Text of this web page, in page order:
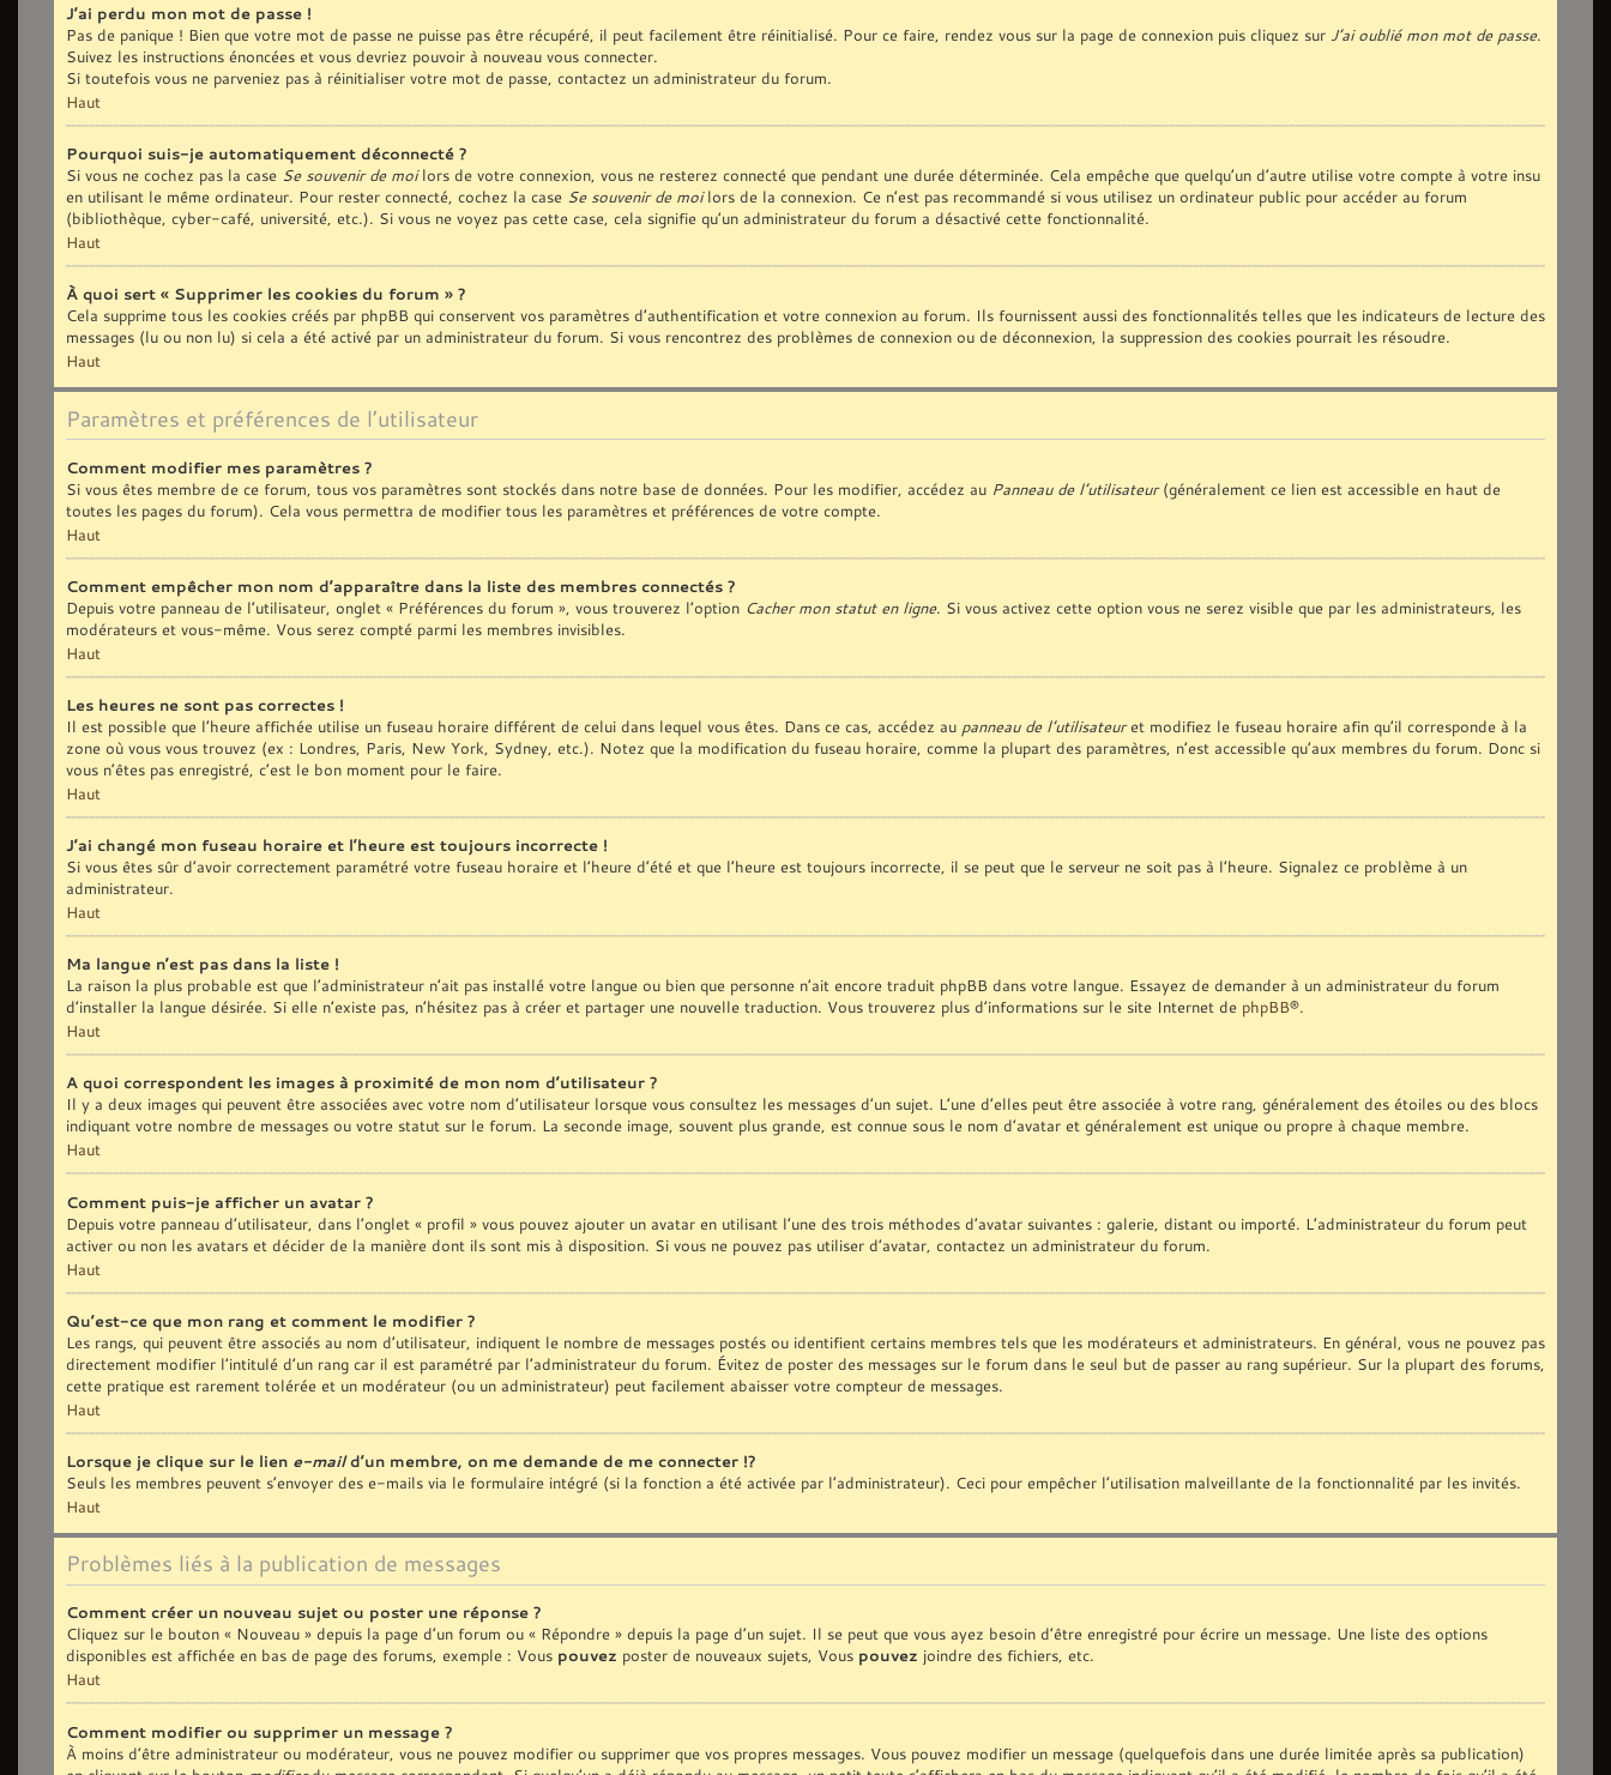
J’ai perdu mon mot de passe !
Pas de panique ! Bien que votre mot de passe ne puisse pas être récupéré, il peut facilement être réinitialisé. Pour ce faire, rendez vous sur la page de connexion puis cliquez sur J’ai oublié mon mot de passe.
Suivez les instructions énoncées et vous devriez pouvoir à nouveau vous connecter.
Si toutefois vous ne parveniez pas à réinitialiser votre mot de passe, contactez un administrateur du forum.
Haut
Pourquoi suis-je automatiquement déconnecté ?
Si vous ne cochez pas la case Se souvenir de moilors de votre connexion, vous ne resterez connecté que pendant une durée déterminée. Cela empêche que quelqu’un d’autre utilise votre compte à votre insu
en utilisant le même ordinateur. Pour rester connecté, cochez la case Se souvenir de moilors de la connexion. Ce n’est pas recommandé si vous utilisez un ordinateur public pour accéder au forum
(bibliothèque, cyber-café, université, etc.). Si vous ne voyez pas cette case, cela signifie qu’un administrateur du forum a désactivé cette fonctionnalité.
Haut
À quoi sert « Supprimer les cookies du forum » ?
Cela supprime tous les cookies créés par phpBB qui conservent vos paramètres d’authentification et votre connexion au forum. Ils fournissent aussi des fonctionnalités telles que les indicateurs de lecture des
messages (lu ou non lu) si cela a été activé par un administrateur du forum. Si vous rencontrez des problèmes de connexion ou de déconnexion, la suppression des cookies pourrait les résoudre.
Haut
Paramètres et préférences de l’utilisateur
Comment modifier mes paramètres ?
Si vous êtes membre de ce forum, tous vos paramètres sont stockés dans notre base de données. Pour les modifier, accédez au Panneau de l’utilisateur(généralement ce lien est accessible en haut de
toutes les pages du forum). Cela vous permettra de modifier tous les paramètres et préférences de votre compte.
Haut
Comment empêcher mon nom d’apparaître dans la liste des membres connectés ?
Depuis votre panneau de l’utilisateur, onglet « Préférences du forum », vous trouverez l’option Cacher mon statut en ligne. Si vous activez cette option vous ne serez visible que par les administrateurs, les
modérateurs et vous-même. Vous serez compté parmi les membres invisibles.
Haut
Les heures ne sont pas correctes !
Il est possible que l’heure affichée utilise un fuseau horaire différent de celui dans lequel vous êtes. Dans ce cas, accédez au panneau de l’utilisateuret modifiez le fuseau horaire afin qu’il corresponde à la
zone où vous vous trouvez (ex : Londres, Paris, New York, Sydney, etc.). Notez que la modification du fuseau horaire, comme la plupart des paramètres, n’est accessible qu’aux membres du forum. Donc si
vous n’êtes pas enregistré, c’est le bon moment pour le faire.
Haut
J’ai changé mon fuseau horaire et l’heure est toujours incorrecte !
Si vous êtes sûr d’avoir correctement paramétré votre fuseau horaire et l’heure d’été et que l’heure est toujours incorrecte, il se peut que le serveur ne soit pas à l’heure. Signalez ce problème à un
administrateur.
Haut
Ma langue n’est pas dans la liste !
La raison la plus probable est que l’administrateur n’ait pas installé votre langue ou bien que personne n’ait encore traduit phpBB dans votre langue. Essayez de demander à un administrateur du forum
d’installer la langue désirée. Si elle n’existe pas, n’hésitez pas à créer et partager une nouvelle traduction. Vous trouverez plus d’informations sur le site Internet de phpBB®.
Haut
A quoi correspondent les images à proximité de mon nom d’utilisateur ?
Il y a deux images qui peuvent être associées avec votre nom d’utilisateur lorsque vous consultez les messages d’un sujet. L’une d’elles peut être associée à votre rang, généralement des étoiles ou des blocs
indiquant votre nombre de messages ou votre statut sur le forum. La seconde image, souvent plus grande, est connue sous le nom d’avatar et généralement est unique ou propre à chaque membre.
Haut
Comment puis-je afficher un avatar ?
Depuis votre panneau d’utilisateur, dans l’onglet « profil » vous pouvez ajouter un avatar en utilisant l’une des trois méthodes d’avatar suivantes : galerie, distant ou importé. L’administrateur du forum peut
activer ou non les avatars et décider de la manière dont ils sont mis à disposition. Si vous ne pouvez pas utiliser d’avatar, contactez un administrateur du forum.
Haut
Qu’est-ce que mon rang et comment le modifier ?
Les rangs, qui peuvent être associés au nom d’utilisateur, indiquent le nombre de messages postés ou identifient certains membres tels que les modérateurs et administrateurs. En général, vous ne pouvez pas
directement modifier l’intitulé d’un rang car il est paramétré par l’administrateur du forum. Évitez de poster des messages sur le forum dans le seul but de passer au rang supérieur. Sur la plupart des forums,
cette pratique est rarement tolérée et un modérateur (ou un administrateur) peut facilement abaisser votre compteur de messages.
Haut
Lorsque je clique sur le lien e-maild’un membre, on me demande de me connecter !?
Seuls les membres peuvent s’envoyer des e-mails via le formulaire intégré (si la fonction a été activée par l’administrateur). Ceci pour empêcher l’utilisation malveillante de la fonctionnalité par les invités.
Haut
Problèmes liés à la publication de messages
Comment créer un nouveau sujet ou poster une réponse ?
Cliquez sur le bouton « Nouveau » depuis la page d’un forum ou « Répondre » depuis la page d’un sujet. Il se peut que vous ayez besoin d’être enregistré pour écrire un message. Une liste des options
disponibles est affichée en bas de page des forums, exemple : Vous pouvez poster de nouveaux sujets, Vous pouvez joindre des fichiers, etc.
Haut
Comment modifier ou supprimer un message ?
À moins d’être administrateur ou modérateur, vous ne pouvez modifier ou supprimer que vos propres messages. Vous pouvez modifier un message (quelquefois dans une durée limitée après sa publication)